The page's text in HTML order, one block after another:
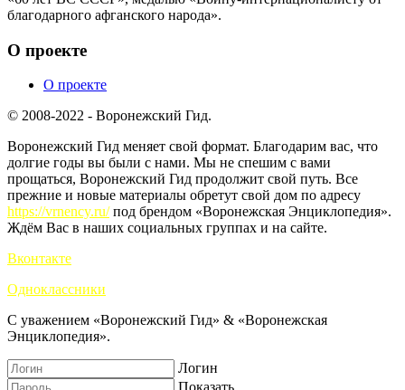
благодарного афганского народа».
О проекте
О проекте
© 2008-2022 - Воронежский Гид.
Воронежский Гид меняет свой формат. Благодарим вас, что
долгие годы вы были с нами. Мы не спешим с вами
прощаться, Воронежский Гид продолжит свой путь. Все
прежние и новые материалы обретут свой дом по адресу
https://vrnency.ru/под брендом «Воронежская Энциклопедия».
Ждём Вас в наших социальных группах и на сайте.
Вконтакте
Одноклассники
С уважением «Воронежский Гид» & «Воронежская
Энциклопедия».
Логин